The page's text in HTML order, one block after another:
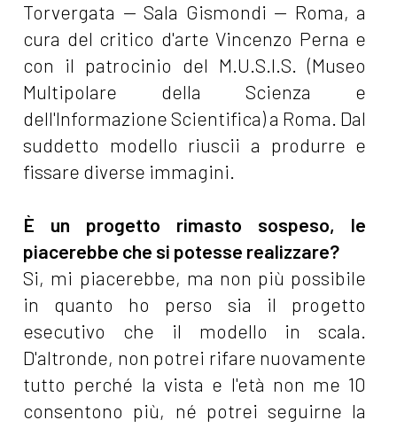
Torvergata — Sala Gismondi — Roma, a
cura del critico d'arte Vincenzo Perna e
con il patrocinio del M.U.S.I.S. (Museo
Multipolare della Scienza e
dell'Informazione Scientifica) a Roma. Dal
suddetto modello riuscii a produrre e
fissare diverse immagini.
È un progetto rimasto sospeso, le
piacerebbe che si potesse realizzare?
Si, mi piacerebbe, ma non più possibile
in quanto ho perso sia il progetto
esecutivo che il modello in scala.
D'altronde, non potrei rifare nuovamente
tutto perché la vista e l'età non me 10
consentono più, né potrei seguirne la